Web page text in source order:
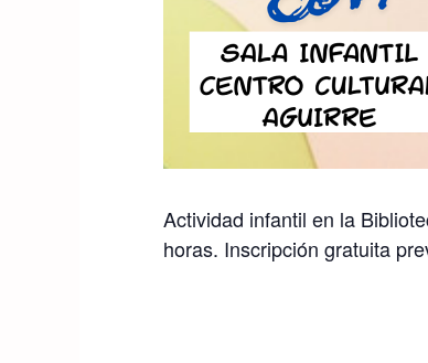
Actividad infantil en la
horas. Inscripción gratuita